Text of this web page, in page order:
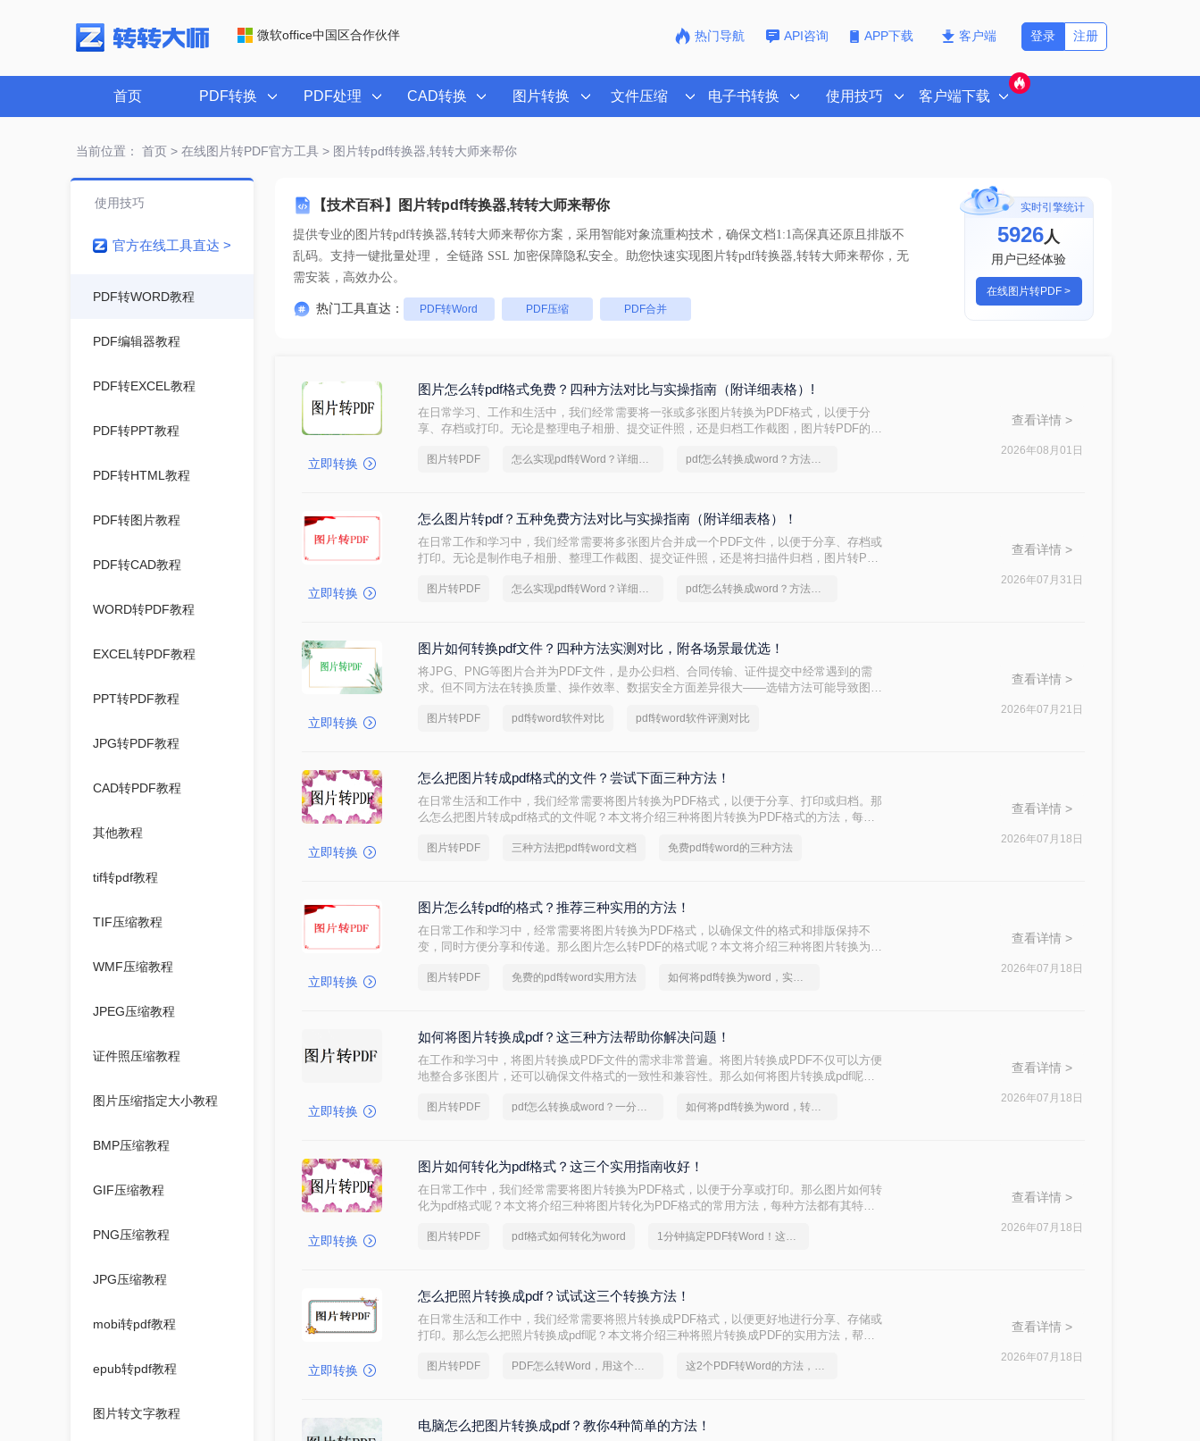
微软office中国区合作伙伴 热门导航 API咨询 APP下载 客户端 注册
登录
首页 PDF转换 PDF处理 CAD转换 图片转换 文件压缩 电子书转换 使用技巧 客户端下载
当前位置： 首页> 在线图片转PDF官方工具> 图片转pdf转换器,转转大师来帮你
【技术百科】图片转pdf转换器,转转大师来帮你
提供专业的 图片转pdf转换器,转转大师来帮你方案，采用智能对象流重构技术，确保文档1:1高保真还原且排版不
乱码。支持一键批量处理， 全链路 SSL 加密保障隐私安全。助您快速实现图片转pdf转换器,转转大师来帮你，无
需安装，高效办公。
热门工具直达： PDF转Word PDF压缩 PDF合并
实时引擎统计
5926人
用户已经体验
在线图片转PDF >
使用技巧
官方在线工具直达 >
PDF转WORD教程
PDF编辑器教程
PDF转EXCEL教程
PDF转PPT教程
PDF转HTML教程
PDF转图片教程
PDF转CAD教程
WORD转PDF教程
EXCEL转PDF教程
PPT转PDF教程
JPG转PDF教程
CAD转PDF教程
其他教程
tif转pdf教程
TIF压缩教程
WMF压缩教程
JPEG压缩教程
证件照压缩教程
图片压缩指定大小教程
BMP压缩教程
GIF压缩教程
PNG压缩教程
JPG压缩教程
mobi转pdf教程
epub转pdf教程
图片转文字教程
立即转换
图片怎么转pdf格式免费？四种方法对比与实操指南（附详细表格）!
在日常学习、工作和生活中，我们经常需要将一张或多张图片转换为PDF格式，以便于分
享、存档或打印。无论是整理电子相册、提交证件照，还是归档工作截图，图片转PDF的需
核心差异：
图片转PDF 怎么实现pdf转Word？详细方法教学 pdf怎么转换成word？方法详细解析
查看详情 >
2026年08月01日
立即转换
怎么图片转pdf？五种免费方法对比与实操指南（附详细表格）！
在日常工作和学习中，我们经常需要将多张图片合并成一个PDF文件，以便于分享、存档或
打印。无论是制作电子相册、整理工作截图、提交证件照，还是将扫描件归档，图片转PDF
核心差异：
图片转PDF 怎么实现pdf转Word？详细方法教学 pdf怎么转换成word？方法详细解析
查看详情 >
2026年07月31日
立即转换
图片如何转换pdf文件？四种方法实测对比，附各场景最优选！
将JPG、PNG等图片合并为PDF文件，是办公归档、合同传输、证件提交中经常遇到的需
求。但不同方法在转换质量、操作效率、数据安全方面差异很大——选错方法可能导致图片
景给出明确建议，帮你少走弯路。
图片转PDF pdf转word软件对比 pdf转word软件评测对比
查看详情 >
2026年07月21日
立即转换
怎么把图片转成pdf格式的文件？尝试下面三种方法！
在日常生活和工作中，我们经常需要将图片转换为PDF格式，以便于分享、打印或归档。那
么怎么把图片转成pdf格式的文件呢？本文将介绍三种将图片转换为PDF格式的方法，每种
图片转PDF 三种方法把pdf转word文档 免费pdf转word的三种方法
查看详情 >
2026年07月18日
立即转换
图片怎么转pdf的格式？推荐三种实用的方法！
在日常工作和学习中，经常需要将图片转换为PDF格式，以确保文件的格式和排版保持不
变，同时方便分享和传递。那么图片怎么转PDF的格式呢？本文将介绍三种将图片转换为
图片转PDF 免费的pdf转word实用方法 如何将pdf转换为word，实用的方法来了
查看详情 >
2026年07月18日
立即转换
如何将图片转换成pdf？这三种方法帮助你解决问题！
在工作和学习中，将图片转换成PDF文件的需求非常普遍。将图片转换成PDF不仅可以方便
地整合多张图片，还可以确保文件格式的一致性和兼容性。那么如何将图片转换成pdf呢？
图片转PDF pdf怎么转换成word？一分钟解决PDF转word难问题！ 如何将pdf转换为word，转转大师帮你解决
查看详情 >
2026年07月18日
立即转换
图片如何转化为pdf格式？这三个实用指南收好！
在日常工作中，我们经常需要将图片转换为PDF格式，以便于分享或打印。那么图片如何转
化为pdf格式呢？本文将介绍三种将图片转化为PDF格式的常用方法，每种方法都有其特点
图片转PDF pdf格式如何转化为word 1分钟搞定PDF转Word！这2个方法，一定要收好！
查看详情 >
2026年07月18日
立即转换
怎么把照片转换成pdf？试试这三个转换方法！
在日常生活和工作中，我们经常需要将照片转换成PDF格式，以便更好地进行分享、存储或
打印。那么怎么把照片转换成pdf呢？本文将介绍三种将照片转换成PDF的实用方法，帮助
图片转PDF PDF怎么转Word，用这个方法试试 这2个PDF转Word的方法，高效率转换，排版不乱码！
查看详情 >
2026年07月18日
电脑怎么把图片转换成pdf？教你4种简单的方法！